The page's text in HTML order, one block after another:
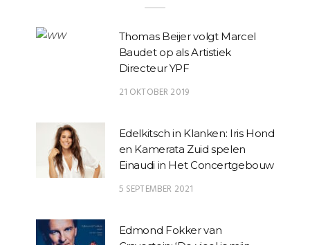
Thomas Beijer volgt Marcel
Baudet op als Artistiek
Directeur YPF
21 OKTOBER 2019
Edelkitsch in Klanken: Iris Hond
en Kamerata Zuid spelen
Einaudi in Het Concertgebouw
5 SEPTEMBER 2021
Edmond Fokker van